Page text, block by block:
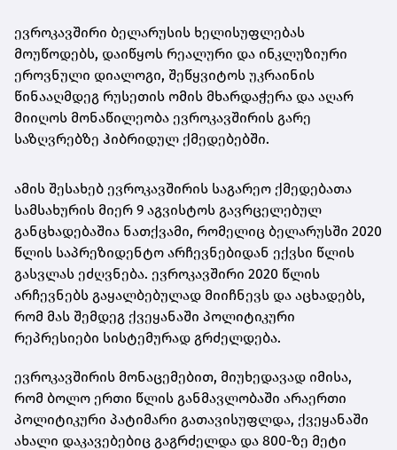
ევროკავშირი ბელარუსის ხელისუფლებას
მოუწოდებს, დაიწყოს რეალური და ინკლუზიური
ეროვნული დიალოგი, შეწყვიტოს უკრაინის
წინააღმდეგ რუსეთის ომის მხარდაჭერა და აღარ
მიიღოს მონაწილეობა ევროკავშირის გარე
საზღვრებზე ჰიბრიდულ ქმედებებში.
ამის შესახებ ევროკავშირის საგარეო ქმედებათა
სამსახურის მიერ 9 აგვისტოს გავრცელებულ
განცხადებაშია ნათქვამი, რომელიც ბელარუსში 2020
წლის საპრეზიდენტო არჩევნებიდან ექვსი წლის
გასვლას ეძღვნება. ევროკავშირი 2020 წლის
არჩევნებს გაყალბებულად მიიჩნევს და აცხადებს,
რომ მას შემდეგ ქვეყანაში პოლიტიკური
რეპრესიები სისტემურად გრძელდება.
ევროკავშირის მონაცემებით, მიუხედავად იმისა,
რომ ბოლო ერთი წლის განმავლობაში არაერთი
პოლიტიკური პატიმარი გათავისუფლდა, ქვეყანაში
ახალი დაკავებებიც გაგრძელდა და 800-ზე მეტი